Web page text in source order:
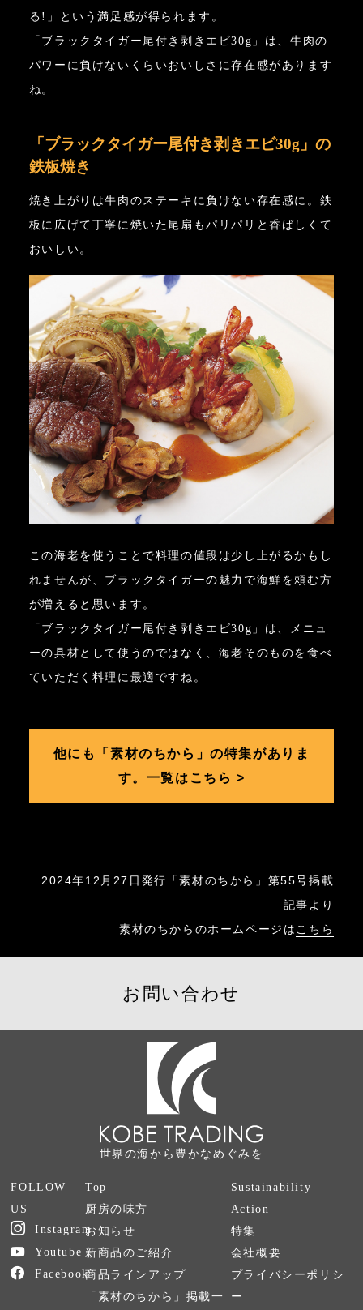
る!」という満足感が得られます。
「ブラックタイガー尾付き剥きエビ30g」は、牛肉の
パワーに負けないくらいおいしさに存在感があります
ね。
「ブラックタイガー尾付き剥きエビ30g」の
鉄板焼き
焼き上がりは牛肉のステーキに負けない存在感に。鉄
板に広げて丁寧に焼いた尾扇もパリパリと香ばしくて
おいしい。
この海老を使うことで料理の値段は少し上がるかもし
れませんが、ブラックタイガーの魅力で海鮮を頼む方
が増えると思います。
「ブラックタイガー尾付き剥きエビ30g」は、メニュ
ーの具材として使うのではなく、海老そのものを食べ
ていただく料理に最適ですね。
他にも「素材のちから」の特集がありま
す。一覧はこちら >
2024年12月27日発行「素材のちから」第55号掲載
記事より
素材のちからのホームページはこちら
お問い合わせ
世界の海から豊かなめぐみを
FOLLOW
US
Top
厨房の味方
お知らせ
新商品のご紹介
商品ラインアップ
「素材のちから」掲載一
Sustainability
Action
特集
会社概要
プライバシーポリシ
ー